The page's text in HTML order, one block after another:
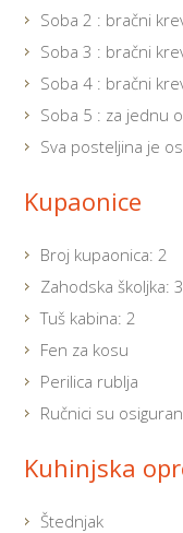
Soba 2 : bračni
Soba 3 : bračni
Soba 4 : bračni
Soba 5 : za jednu
Sva posteljina je
Kupaonice
Broj kupaonica: 2
Zahodska školjka: 3
Tuš kabina: 2
Fen za kosu
Perilica rublja
Ručnici su
Kuhinjska
Štednjak